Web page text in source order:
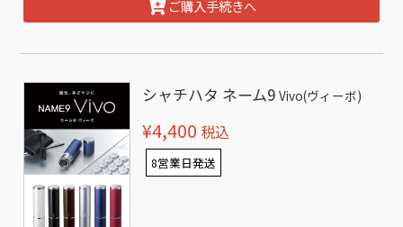
ご購入手続きへ
シャチハタ ネーム9Vivo(ヴィーボ)
¥4,400 税込
8営業日発送